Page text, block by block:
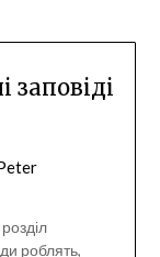
заповіді
роблять,